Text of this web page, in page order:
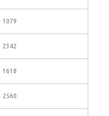
1079
2342
1618
2560